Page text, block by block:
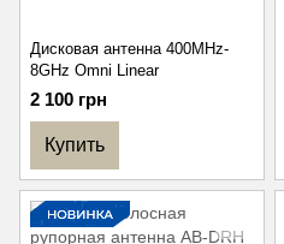
Дисковая антенна 400MHz-
8GHz Omni Linear
2 100 грн
Купить